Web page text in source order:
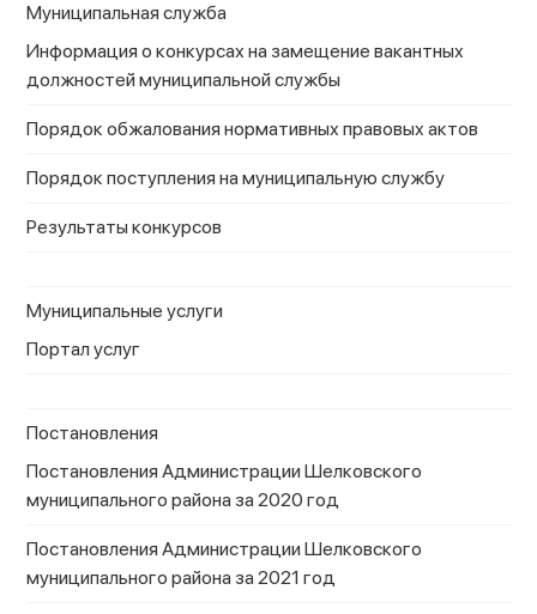
Муниципальная служба
Информация о конкурсах на замещение вакантных
должностей муниципальной службы
Порядок обжалования нормативных правовых актов
Порядок поступления на муниципальную службу
Результаты конкурсов
Муниципальные услуги
Портал услуг
Постановления
Постановления Администрации Шелковского
муниципального района за 2020 год
Постановления Администрации Шелковского
муниципального района за 2021 год